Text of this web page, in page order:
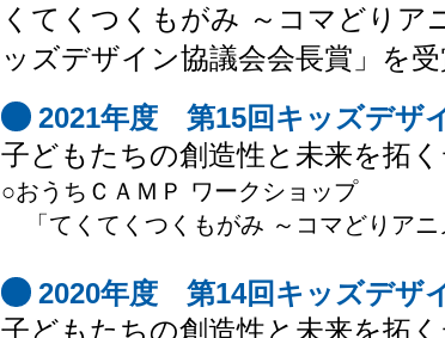
くてくつくもがみ ～コマどりア
ッズデザイン協議会会長賞」を受
2021年度 第15回キッズデザ
子どもたちの創造性と未来を拓
○おうちＣＡＭＰ ワークショップ
「てくてくつくもがみ ～コマどりアニ
2020年度 第14回キッズデザ
子どもたちの創造性と未来を拓